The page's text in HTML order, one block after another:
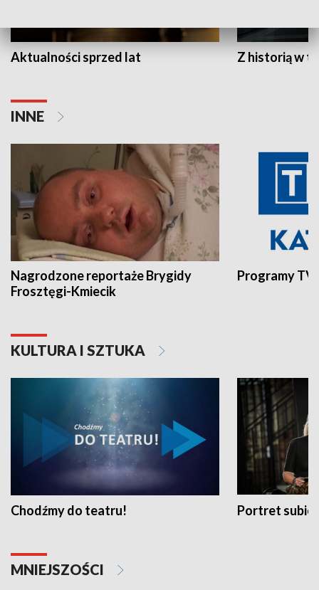
Aktualności sprzed lat Z historią w
INNE
Nagrodzone reportaże Brygidy
Frosztęgi-Kmiecik
Programy
KULTURA I SZTUKA
Chodźmy do teatru! Portret
MNIEJSZOŚCI